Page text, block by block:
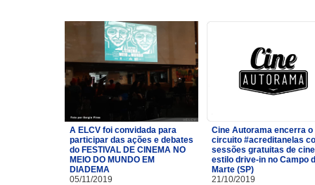
A ELCV foi convidada para
participar das ações e debates
do FESTIVAL DE CINEMA NO
MEIO DO MUNDO EM
DIADEMA
05/11/2019
Cine Autorama encerra o
circuito #acreditanelas
sessões gratuitas de
estilo drive-in no Campo
Marte (SP)
21/10/2019